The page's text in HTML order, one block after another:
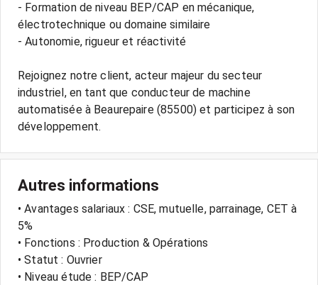
- Formation de niveau BEP/CAP en mécanique,
électrotechnique ou domaine similaire
- Autonomie, rigueur et réactivité
Rejoignez notre client, acteur majeur du secteur
industriel, en tant que conducteur de machine
automatisée à Beaurepaire (85500) et participez à son
Autres informations
• Avantages salariaux : CSE, mutuelle, parrainage, CET à
5%
• Fonctions : Production & Opérations
• Statut : Ouvrier
• Niveau étude : BEP/CAP